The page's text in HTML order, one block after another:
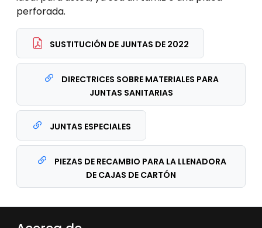
perforada.
SUSTITUCIÓN DE JUNTAS DE 2022
DIRECTRICES SOBRE MATERIALES PARA
JUNTAS SANITARIAS
JUNTAS ESPECIALES
PIEZAS DE RECAMBIO PARA LA LLENADORA
DE CAJAS DE CARTÓN